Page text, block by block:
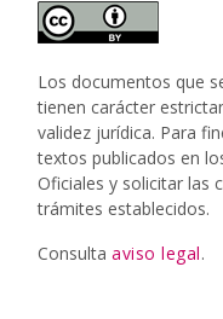
Los documentos que
tienen carácter
validez jurídica. Para
textos publicados en
Oficiales y solicitar las
trámites establecidos.
Consulta aviso legal.